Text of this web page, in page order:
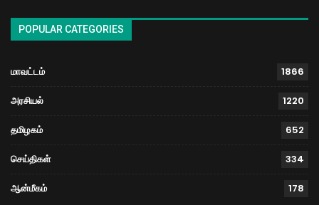
POPULAR CATEGORIES
மாவட்டம் 1866
அரசியல் 1220
தமிழகம் 652
செய்திகள் 334
ஆன்மீகம் 178